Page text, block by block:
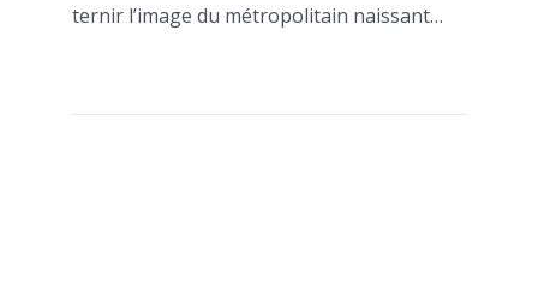
ternir l’image du métropolitain naissant…